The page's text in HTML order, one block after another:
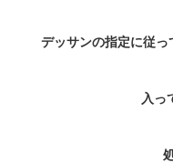
デッサンの指定に従っ
入っ